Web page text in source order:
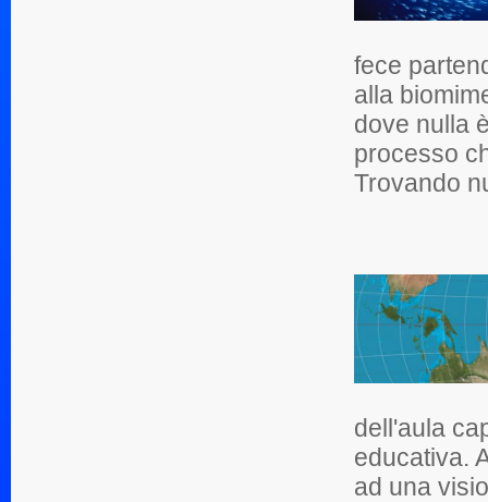
fece
alla
dove nulla
processo
Trovando
dell'aula
educativa.
ad una